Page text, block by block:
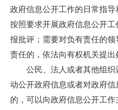
政府信息公开工作的日常指
按照要求开展政府信息公开
报批评；需要对负有责任的
责任的，依法向有权机关提出
公民、法人或者其他组
动公开政府信息或者对政府
的，可以向政府信息公开工